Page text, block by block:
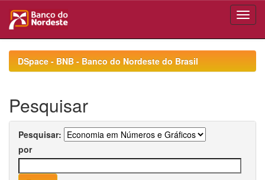
navigationDSpace - BNB - Banco do Nordeste do Brasil
Pesquisar
Pesquisar:
por